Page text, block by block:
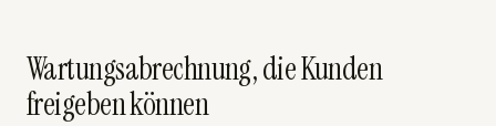
Wartungsabrechnung, die Kunden
freigeben können